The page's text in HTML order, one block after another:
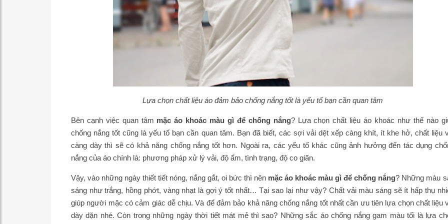
Lựa chọn chất liệu áo đảm bảo chống nắng tốt là yếu tố bạn cần quan tâm
Bên cạnh việc quan tâm mặc áo khoác màu gì để chống nắng? Lựa chọn chất liệu áo khoác như thế nào
chống nắng tốt cũng là yếu tố bạn cần quan tâm. Bạn đã biết, các sợi vải dệt xếp càng khít, ít khe hở, chất liệu
càng dày thì sẽ có khả năng chống nắng tốt hơn. Ngoài ra, các yếu tố khác cũng ảnh hưởng đến tác dụng
nắng của áo chính là: phương pháp xử lý vải, độ ẩm, tình trạng, độ co giãn.
Vậy, vào những ngày thiết tiết nóng, nắng gắt, oi bức thì nên mặc áo khoác màu gì để chống nắng? Những màu
sáng như trắng, hồng phớt, vàng nhạt là gợi ý tốt nhất… Tại sao lại như vậy? Chất vải màu sáng sẽ ít hấp thụ
giúp người mặc có cảm giác dễ chịu. Và để đảm bảo khả năng chống nắng tốt nhất cần ưu tiên lựa chọn chất liệu
dày dặn nhé. Còn trong những ngày thời tiết mát mẻ thì sao? Những sắc áo chống nắng gam màu tối là lựa